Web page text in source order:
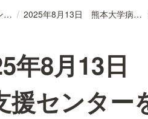
活動報告：NPO法人リンパカフェ / 2025年8月13日 熊本大学病院 医療ケア児支援センターを訪問しました。
年8月13
援センター